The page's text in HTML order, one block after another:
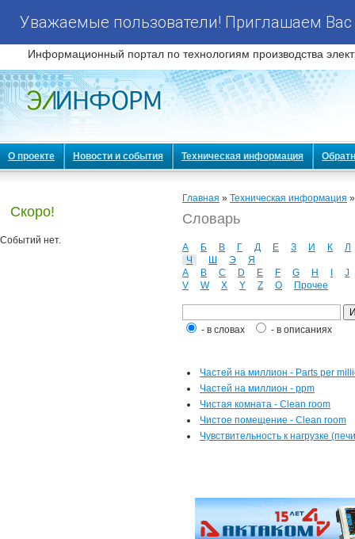
Уважаемые пользователи! Приглашаем
Информационный портал по технологиям производства
О проекте Новости и события Техническая информация
Скоро!
Событий нет.
Главная » Техническая информация
Словарь
А Б В Г Д Е З И К
Л
Ч
Ш Э
Я
A
B C D E F G H
J
V
W X Y Z О Прочее
- в словах - в описаниях
Частей на миллион - Parts per
Частей на миллион - ppm
Чистая комната - Clean room
Чистое помещение - Clean room
Чувствительность к нагрузке